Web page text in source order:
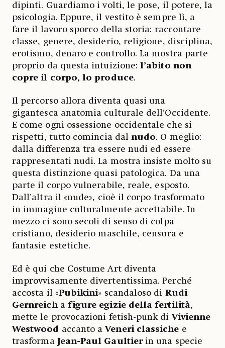
dipinti. Guardiamo i volti, le pose, il potere, la
psicologia. Eppure, il vestito è sempre lì, a
fare il lavoro sporco della storia: raccontare
classe, genere, desiderio, religione, disciplina,
erotismo, denaro e controllo. La mostra parte
proprio da questa intuizione: l’abito non
copre il corpo, lo produce.
Il percorso allora diventa quasi una
gigantesca anatomia culturale dell’Occidente.
E come ogni ossessione occidentale che si
rispetti, tutto comincia dalnudo. O meglio:
dalla differenza tra essere nudi ed essere
rappresentati nudi. La mostra insiste molto su
questa distinzione quasi patologica. Da una
parte il corpo vulnerabile, reale, esposto.
Dall’altra il «nude», cioè il corpo trasformato
in immagine culturalmente accettabile. In
mezzo ci sono secoli di senso di colpa
cristiano, desiderio maschile, censura e
fantasie estetiche.
Ed è qui che Costume Art diventa
improvvisamente divertentissima. Perché
accosta il «Pubikini» scandaloso di Rudi
Gernreich a figure egizie della fertilità,
mette le provocazioni fetish-punk diVivienne
Westwood accanto aVeneri classiche e
trasforma Jean-Paul Gaultierin una specie